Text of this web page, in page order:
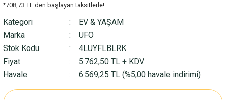
*708,73 TL den başlayan taksitlerle!
Kategori
EV & YAŞAM
Marka
UFO
Stok Kodu
4LUYFLBLRK
Fiyat
5.762,50 TL + KDV
Havale
6.569,25 TL (%5,00 havale indirimi)